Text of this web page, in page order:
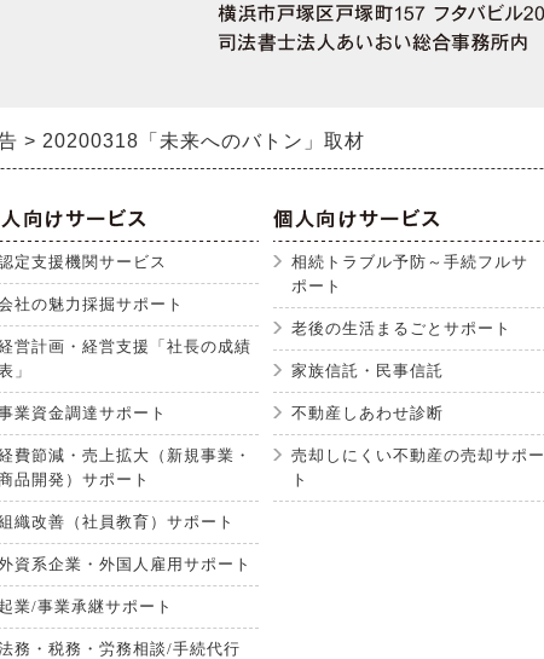
20200318「未来へのバトン」取材
定支援機関サービス
社の魅力採掘サポート
営計画・経営支援「社長の成績
」
業資金調達サポート
費節減・売上拡大（新規事業・
品開発）サポート
織改善（社員教育）サポート
資系企業・外国人雇用サポート
起業/事業承継サポート
務・税務・労務相談/手続代行
相続トラブル予防～手続フルサ
ポート
老後の生活まるごとサポート
家族信託・民事信託
不動産しあわせ診断
売却しにくい不動産の売却サポー
ト